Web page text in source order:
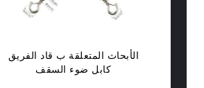
الأبحاث المتعلقة ب قاد الفريق
كابل ضوء السقف